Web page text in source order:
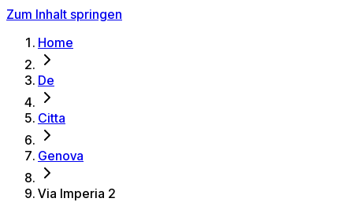
Zum Inhalt springen
Home
De
Citta
Genova
Via Imperia 2